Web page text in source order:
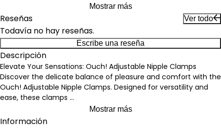
Mostrar más
Reseñas Ver todo
Todavía no hay reseñas.
Escribe una reseña
Descripción
Elevate Your Sensations: Ouch! Adjustable Nipple Clamps
Discover the delicate balance of pleasure and comfort with the
Ouch! Adjustable Nipple Clamps. Designed for versatility and
ease, these clamps ...
Mostrar más
Información